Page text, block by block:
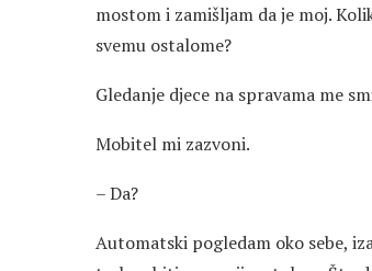
mostom i zamišljam da je moj.
svemu ostalome?
Gledanje djece na spravama me
Mobitel mi zazvoni.
– Da?
Automatski pogledam oko sebe,